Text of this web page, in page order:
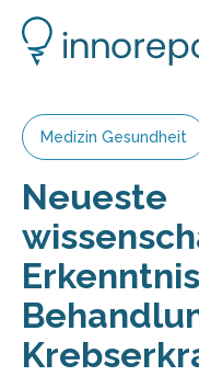
Medizin Gesundheit
Neueste